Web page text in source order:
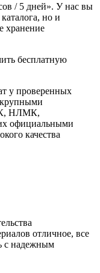
/ 5 дней». У нас вы
но и
хранение
бесплатную
у проверенных
НЛМК,
официальными
качества
отличное, все
с надежным